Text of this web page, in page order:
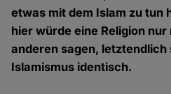
etwas mit dem Islam zu tun
hier würde eine Religion
anderen sagen, letztendlich
Islamismus identisch.